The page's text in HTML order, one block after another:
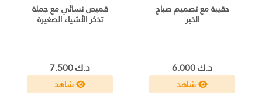
حقيبة مع تصميم صباح
الخير
د.ك 6.000
شاهد
قميص نسائي مع جملة
تذكر الأشياء الصغيرة
د.ك 7.500
شاهد